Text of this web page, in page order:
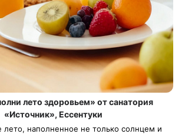
лето здоровьем» от санатория
«Источник», Ессентуки
лето, наполненное не только солнцем и